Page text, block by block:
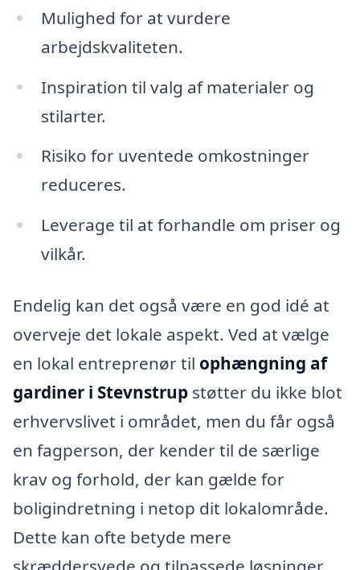
Mulighed for at vurdere
arbejdskvaliteten.
Inspiration til valg af materialer og
stilarter.
Risiko for uventede omkostninger
reduceres.
Leverage til at forhandle om priser og
vilkår.
Endelig kan det også være en god idé at
overveje det lokale aspekt. Ved at vælge
en lokal entreprenør til ophængning af
gardiner i Stevnstrup støtter du ikke blot
erhvervslivet i området, men du får også
en fagperson, der kender til de særlige
krav og forhold, der kan gælde for
boligindretning i netop dit lokalområde.
Dette kan ofte betyde mere